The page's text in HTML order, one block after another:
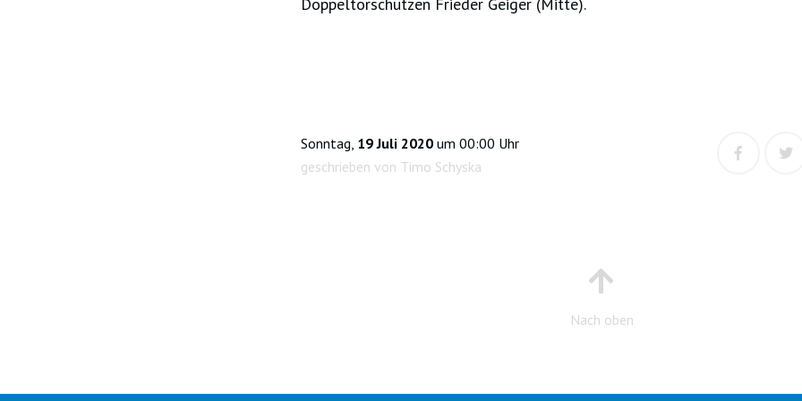
Doppeltorschützen Frieder Geiger (Mitte).
Sonntag, 19 Juli 2020 um 00:00 Uhr
geschrieben von Timo Schyska
Nach oben